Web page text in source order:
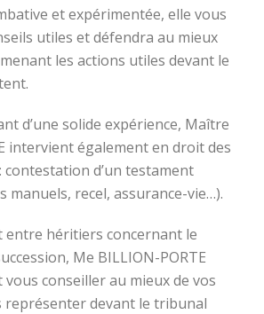
et expérimentée, elle vous
utiles et défendra au mieux
les actions utiles devant le
d’une solide expérience, Maître
intervient également en droit des
contestation d’un testament
manuels, recel, assurance-vie…).
entre héritiers concernant le
Me BILLION-PORTE
conseiller au mieux de vos
représenter devant le tribunal